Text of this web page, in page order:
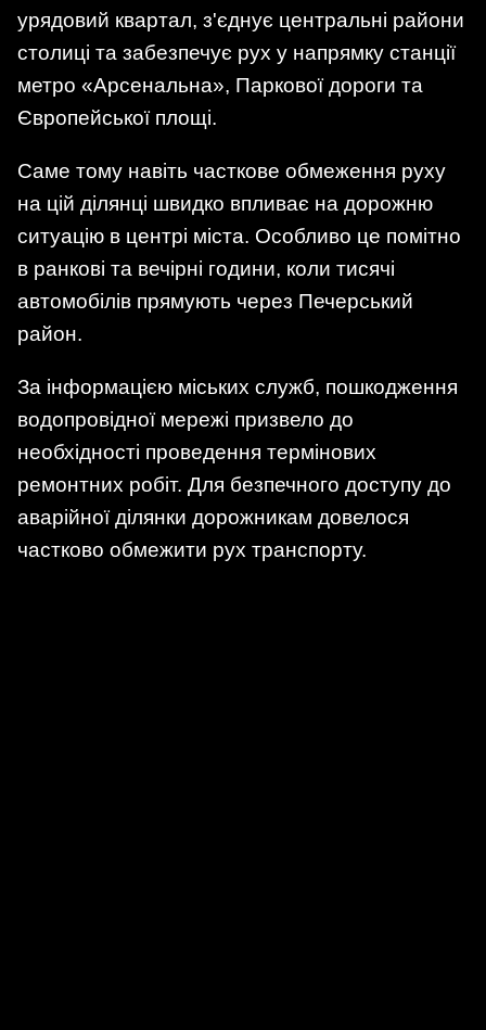
урядовий квартал, з'єднує центральні райони
столиці та забезпечує рух у напрямку станції
метро «Арсенальна», Паркової дороги та
Європейської площі.
Саме тому навіть часткове обмеження руху
на цій ділянці швидко впливає на дорожню
ситуацію в центрі міста. Особливо це помітно
в ранкові та вечірні години, коли тисячі
автомобілів прямують через Печерський
район.
За інформацією міських служб, пошкодження
водопровідної мережі призвело до
необхідності проведення термінових
ремонтних робіт. Для безпечного доступу до
аварійної ділянки дорожникам довелося
частково обмежити рух транспорту.